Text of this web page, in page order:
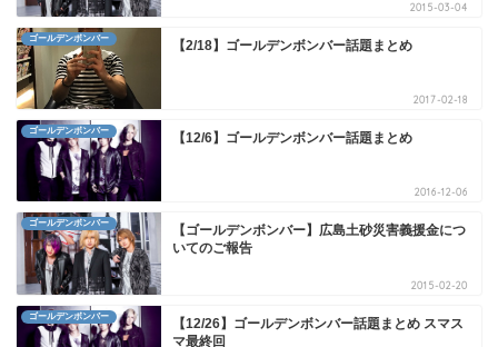
2015-03-04
ゴールデンボンバー 【2/18】ゴールデンボンバー話題まとめ
2017-02-18
ゴールデンボンバー 【12/6】ゴールデンボンバー話題まとめ
2016-12-06
ゴールデンボンバー
【ゴールデンボンバー】広島土砂災害義援金につ
いてのご報告
2015-02-20
ゴールデンボンバー
【12/26】ゴールデンボンバー話題まとめ スマス
マ最終回